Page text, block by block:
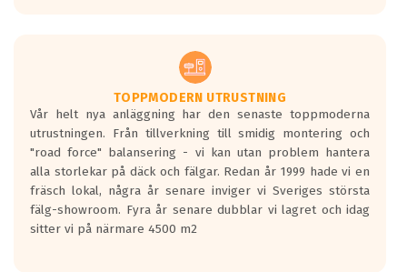
TOPPMODERN UTRUSTNING
Vår helt nya anläggning har den senaste toppmoderna
utrustningen. Från tillverkning till smidig montering och
"road force" balansering - vi kan utan problem hantera
alla storlekar på däck och fälgar. Redan år 1999 hade vi en
fräsch lokal, några år senare inviger vi Sveriges största
fälg-showroom. Fyra år senare dubblar vi lagret och idag
sitter vi på närmare 4500 m2